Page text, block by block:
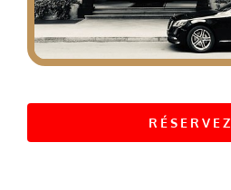
RÉSERVEZ